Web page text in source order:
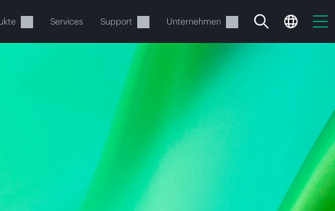
Services Support Unternehmen
leer
und Bestellen.